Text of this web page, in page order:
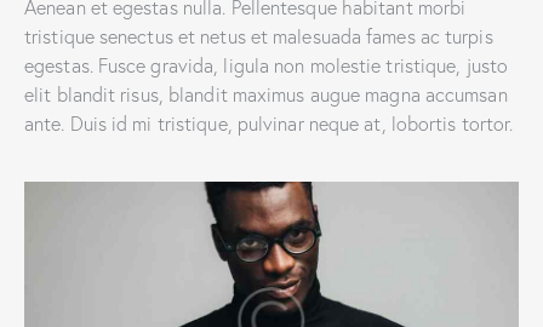
Aenean et egestas nulla. Pellentesque habitant morbi
tristique senectus et netus et malesuada fames ac turpis
egestas. Fusce gravida, ligula non molestie tristique, justo
elit blandit risus, blandit maximus augue magna accumsan
ante. Duis id mi tristique, pulvinar neque at, lobortis tortor.